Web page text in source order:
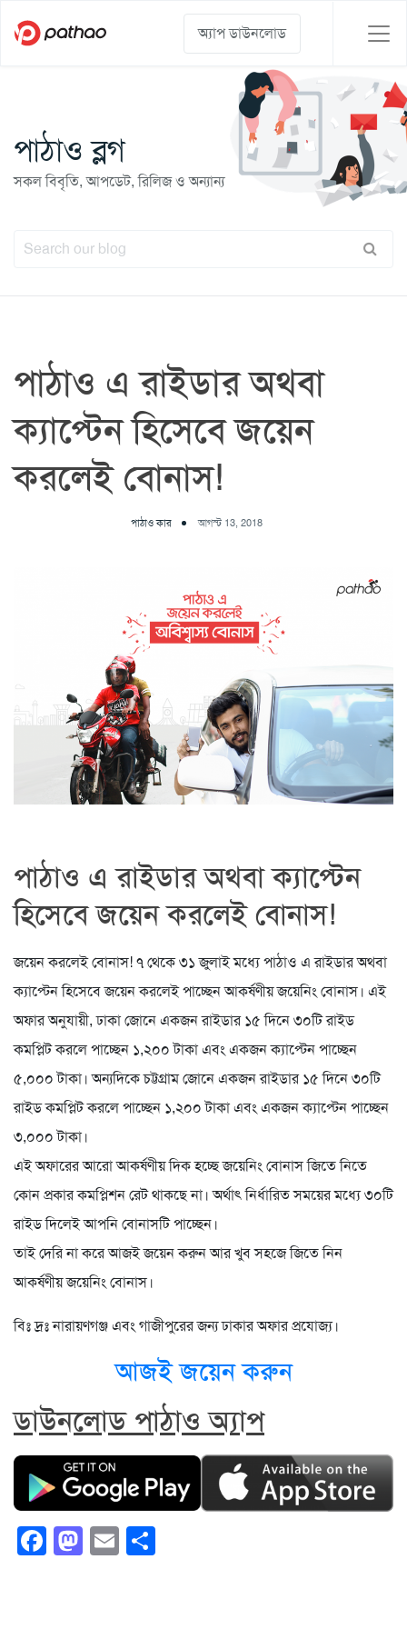
অ্যাপ ডাউনলোড
পাঠাও ব্লগ
সকল বিবৃতি, আপডেট, রিলিজ ও অন্যান্য
পাঠাও এ রাইডার অথবা
ক্যাপ্টেন হিসেবে জয়েন
করলেই বোনাস!
পাঠাও কার আগস্ট 13, 2018
পাঠাও এ রাইডার অথবা ক্যাপ্টেন
হিসেবে জয়েন করলেই বোনাস!
জয়েন করলেই বোনাস! ৭ থেকে ৩১ জুলাই মধ্যে পাঠাও এ রাইডার অথবা
ক্যাপ্টেন হিসেবে জয়েন করলেই পাচ্ছেন আকর্ষণীয় জয়েনিং বোনাস। এই
অফার অনুযায়ী, ঢাকা জোনে একজন রাইডার ১৫ দিনে ৩০টি রাইড
কমপ্লিট করলে পাচ্ছেন ১,২০০ টাকা এবং একজন ক্যাপ্টেন পাচ্ছেন
৫,০০০ টাকা। অন্যদিকে চট্টগ্রাম জোনে একজন রাইডার ১৫ দিনে ৩০টি
রাইড কমপ্লিট করলে পাচ্ছেন ১,২০০ টাকা এবং একজন ক্যাপ্টেন পাচ্ছেন
৩,০০০ টাকা।
এই অফারের আরো আকর্ষণীয় দিক হচ্ছে জয়েনিং বোনাস জিতে নিতে
কোন প্রকার কমপ্লিশন রেট থাকছে না। অর্থাৎ নির্ধারিত সময়ের মধ্যে ৩০টি
রাইড দিলেই আপনি বোনাসটি পাচ্ছেন।
তাই দেরি না করে আজই জয়েন করুন আর খুব সহজে জিতে নিন
আকর্ষণীয় জয়েনিং বোনাস।
বিঃ দ্রঃ নারায়ণগঞ্জ এবং গাজীপুরের জন্য ঢাকার অফার প্রযোজ্য।
আজই জয়েন করুন
ডাউনলোড পাঠাও অ্যাপ
Facebook
Mastodon
Email